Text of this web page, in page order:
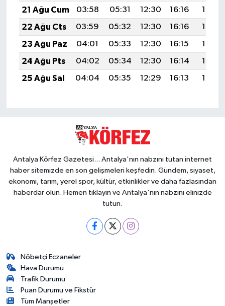
21 Ağu Cum
03:58 05:31 12:30 16:16
19:19
22 Ağu Cts
03:59 05:32 12:30 16:16
19:18
23 Ağu Paz
04:01 05:33 12:30 16:15
19:16
24 Ağu Pts
04:02 05:34 12:30 16:14
19:15
25 Ağu Sal
04:04 05:35 12:29 16:13 19:13
Antalya Körfez Gazetesi... Antalya'nın nabzını tutan internet
haber sitemizde en son gelişmeleri keşfedin. Gündem, siyaset,
ekonomi, tarım, yerel spor, kültür, etkinlikler ve daha fazlasından
haberdar olun. Hemen tıklayın ve Antalya'nın nabzını elinizde
tutun.
Nöbetçi Eczaneler
Hava Durumu
Trafik Durumu
Puan Durumu ve Fikstür
Tüm Manşetler